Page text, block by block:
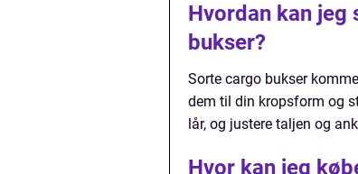
Hvordan kan jeg
bukser?
Sorte cargo bukser
dem til din kropsform og
lår, og justere taljen og
Hvor kan jeg